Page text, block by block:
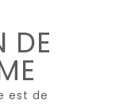
DE
est de